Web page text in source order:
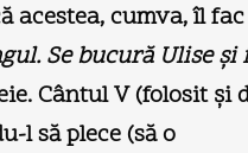
acestea, cumva, îl fac
Se bucură Ulise şi
Cântul V (folosit şi
l să plece (să o